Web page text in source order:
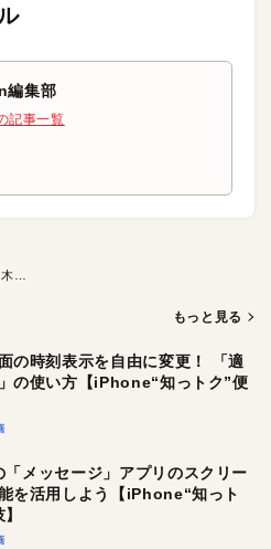
編集部
記事一覧
もっと見る
の時刻表示を自由に変更！ 「適
の使い方【iPhone“知っトク”便
メッセージ」アプリのスクリー
を活用しよう【iPhone“知っト